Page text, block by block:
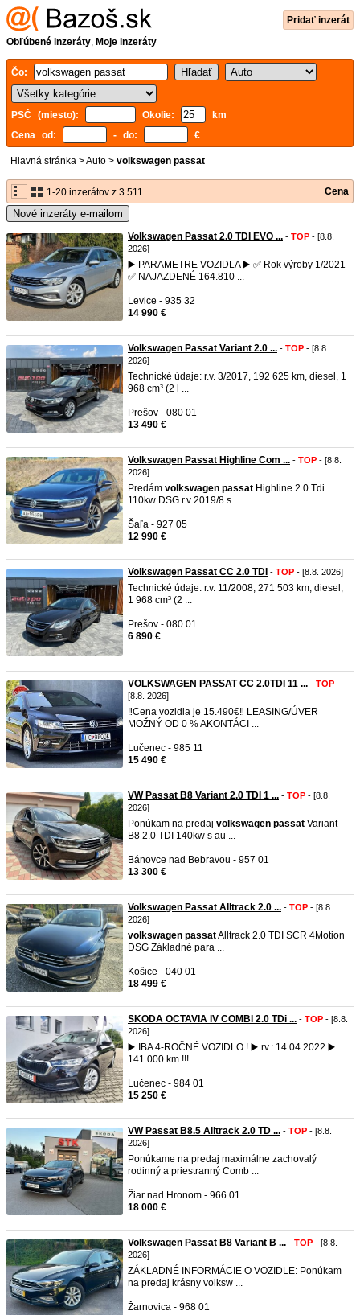
Pridať inzerát
Obľúbené inzeráty, Moje inzeráty
Čo:
PSČ (miesto): Okolie:
km
Cena od:
- do: €
Hlavná stránka >Auto > volkswagen passat
1-20 inzerátov z 3 511 Cena
Nové inzeráty e-mailom
Volkswagen Passat 2.0 TDI EVO ... - TOP - [8.8.
2026]
▶️ PARAMETRE VOZIDLA ▶️ ✅ Rok výroby 1/2021
✅ NAJAZDENÉ 164.810 ...
Levice - 935 32
14 990 €
Volkswagen Passat Variant 2.0 ... - TOP - [8.8.
2026]
Technické údaje: r.v. 3/2017, 192 625 km, diesel, 1
968 cm³ (2 l ...
Prešov - 080 01
13 490 €
Volkswagen Passat Highline Com ... - TOP - [8.8.
2026]
Predám volkswagen passat Highline 2.0 Tdi
110kw DSG r.v 2019/8 s ...
Šaľa - 927 05
12 990 €
Volkswagen Passat CC 2.0 TDI - TOP - [8.8. 2026]
Technické údaje: r.v. 11/2008, 271 503 km, diesel,
1 968 cm³ (2 ...
Prešov - 080 01
6 890 €
VOLKSWAGEN PASSAT CC 2.0TDI 11 ... - TOP -
[8.8. 2026]
‼️Cena vozidla je 15.490€‼️ LEASING/ÚVER
MOŽNÝ OD 0 % AKONTÁCI ...
Lučenec - 985 11
15 490 €
VW Passat B8 Variant 2.0 TDI 1 ... - TOP - [8.8.
2026]
Ponúkam na predaj volkswagen passat Variant
B8 2.0 TDI 140kw s au ...
Bánovce nad Bebravou - 957 01
13 300 €
Volkswagen Passat Alltrack 2.0 ... - TOP - [8.8.
2026]
volkswagen passatAlltrack 2.0 TDI SCR 4Motion
DSG Základné para ...
Košice - 040 01
18 499 €
SKODA OCTAVIA IV COMBI 2.0 TDi ... - TOP - [8.8.
2026]
▶️ IBA 4-ROČNÉ VOZIDLO ! ▶️ rv.: 14.04.2022 ▶️
141.000 km !!! ...
Lučenec - 984 01
15 250 €
VW Passat B8.5 Alltrack 2.0 TD ... - TOP - [8.8.
2026]
Ponúkame na predaj maximálne zachovalý
rodinný a priestranný Comb ...
Žiar nad Hronom - 966 01
18 000 €
Volkswagen Passat B8 Variant B ... - TOP - [8.8.
2026]
ZÁKLADNÉ INFORMÁCIE O VOZIDLE: Ponúkam
na predaj krásny volksw ...
Žarnovica - 968 01